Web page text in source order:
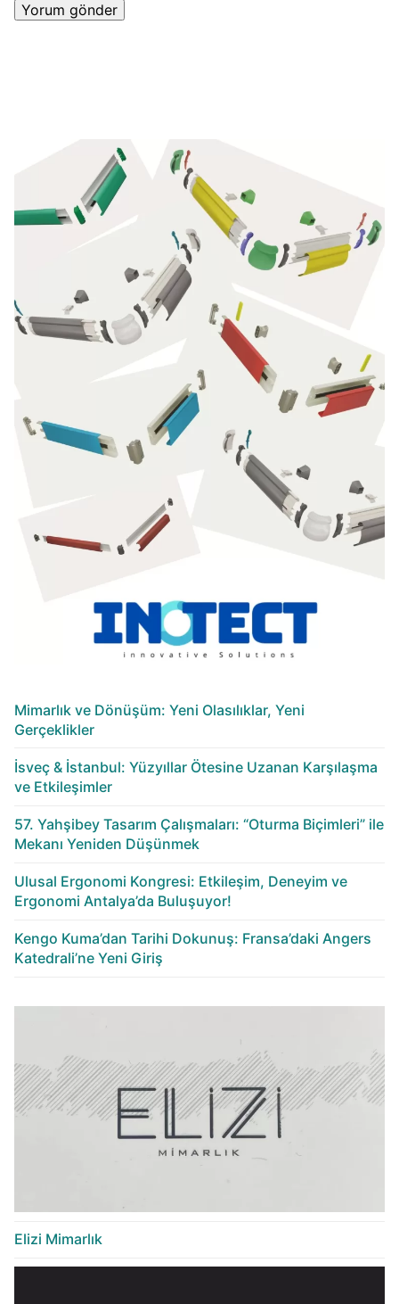
Mimarlık ve Dönüşüm: Yeni Olasılıklar, Yeni
Gerçeklikler
İsveç & İstanbul: Yüzyıllar Ötesine Uzanan Karşılaşma
ve Etkileşimler
57. Yahşibey Tasarım Çalışmaları: “Oturma Biçimleri” ile
Mekanı Yeniden Düşünmek
Ulusal Ergonomi Kongresi: Etkileşim, Deneyim ve
Ergonomi Antalya’da Buluşuyor!
Kengo Kuma’dan Tarihi Dokunuş: Fransa’daki Angers
Katedrali’ne Yeni Giriş
Elizi Mimarlık